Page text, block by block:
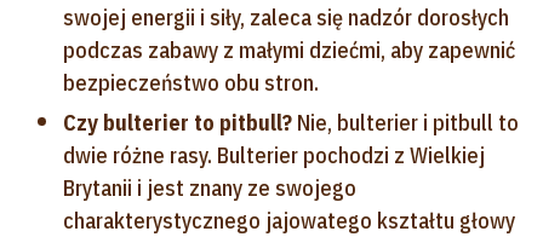
swojej energii i siły, zaleca się nadzór dorosłych
podczas zabawy z małymi dziećmi, aby zapewnić
bezpieczeństwo obu stron.
Czy bulterier to pitbull? Nie, bulterier i pitbull to
dwie różne rasy. Bulterier pochodzi z Wielkiej
Brytanii i jest znany ze swojego
charakterystycznego jajowatego kształtu głowy